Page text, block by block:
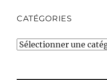
CATÉGORIES
Catégories